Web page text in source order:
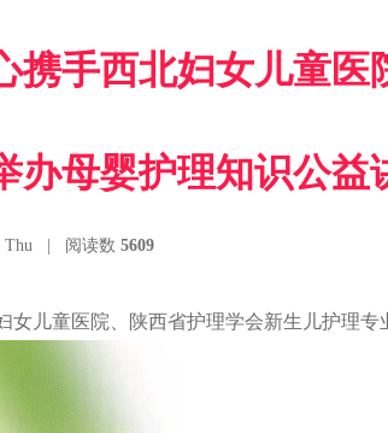
携手西北妇女儿童
办母婴护理知识公益
Thu 阅读数 5609
女儿童医院、陕西省护理学会新生儿护理专